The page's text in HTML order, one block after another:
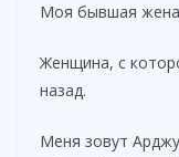
Моя бывшая
Женщина, с
назад.
Меня зовут